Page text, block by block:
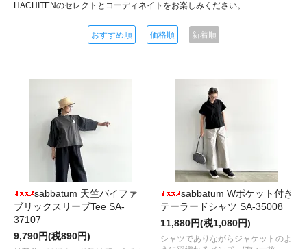
HACHITENのセレクトとコーディネイトをお楽しみください。
おすすめ順 価格順 新着順
sabbatum 天竺バイファ
ブリックスリーブTee SA-
37107
9,790円(税890円)
sabbatum Wポケット付き
テーラードシャツ SA-35008
11,880円(税1,080円)
シャツでありながらジャケットのよ